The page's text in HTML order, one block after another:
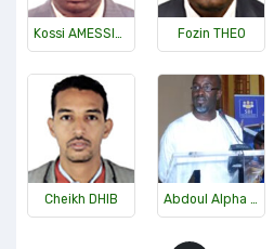
Kossi AMESSINOY Fozin THEO
Cheikh DHIB Abdoul Alpha DIA